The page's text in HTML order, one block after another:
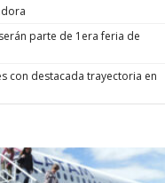
parte de 1era feria de
con destacada trayectoria en